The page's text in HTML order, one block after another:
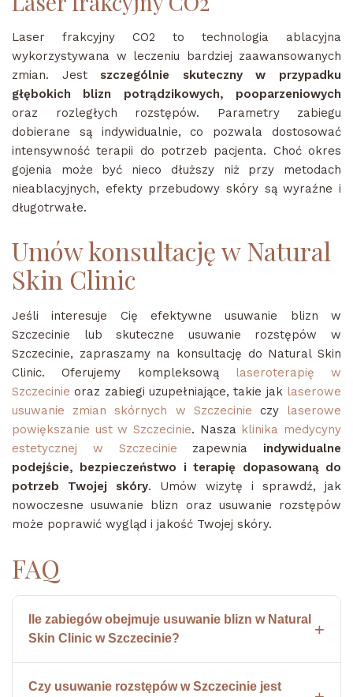
Laser frakcyjny CO2 to technologia ablacyjna
wykorzystywana w leczeniu bardziej zaawansowanych
zmian. Jest szczególnie skuteczny w przypadku
głębokich blizn potrądzikowych, pooparzeniowych
oraz rozległych rozstępów. Parametry zabiegu
dobierane są indywidualnie, co pozwala dostosować
intensywność terapii do potrzeb pacjenta. Choć okres
gojenia może być nieco dłuższy niż przy metodach
nieablacyjnych, efekty przebudowy skóry są wyraźne i
długotrwałe.
Umów konsultację w Natural
Skin Clinic
Jeśli interesuje Cię efektywne usuwanie blizn w
Szczecinie lub skuteczne usuwanie rozstępów w
Szczecinie, zapraszamy na konsultację do Natural Skin
Clinic. Oferujemy kompleksową laseroterapię w
Szczecinie oraz zabiegi uzupełniające, takie jak laserowe
usuwanie zmian skórnych w Szczecinie czy laserowe
powiększanie ust w Szczecinie. Nasza klinika medycyny
estetycznej w Szczecinie zapewnia indywidualne
podejście, bezpieczeństwo i terapię dopasowaną do
potrzeb Twojej skóry. Umów wizytę i sprawdź, jak
nowoczesne usuwanie blizn oraz usuwanie rozstępów
może poprawić wygląd i jakość Twojej skóry.
FAQ
Ile zabiegów obejmuje usuwanie blizn w Natural
Skin Clinic w Szczecinie?
Czy usuwanie rozstępów w Szczecinie jest